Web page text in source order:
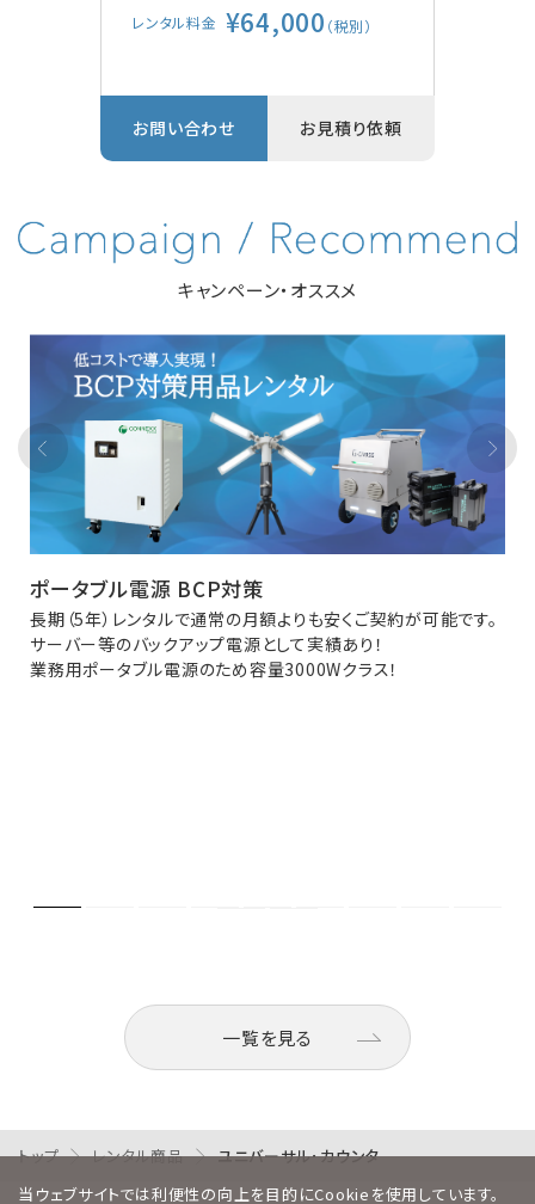
レンタル料金 ¥64,000 （税別）
お問い合わせ お見積り依頼
キャンペーン・オススメ
ポータブル電源 BCP対策
長期（5年）レンタルで通常の月額よりも安くご契約が可能です。
サーバー等のバックアップ電源として実績あり！
業務用ポータブル電源のため容量3000Wクラス！
一覧を見る
トップ レンタル商品
ユニバーサル･カウンタ
当ウェブサイトでは利便性の向上を目的にCookieを使用しています。